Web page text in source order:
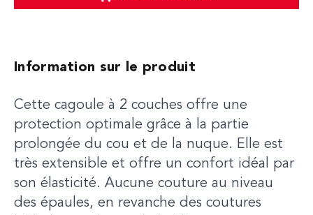
Information sur le produit
Cette cagoule à 2 couches offre une
protection optimale grâce à la partie
prolongée du cou et de la nuque. Elle est
très extensible et offre un confort idéal par
son élasticité. Aucune couture au niveau
des épaules, en revanche des coutures